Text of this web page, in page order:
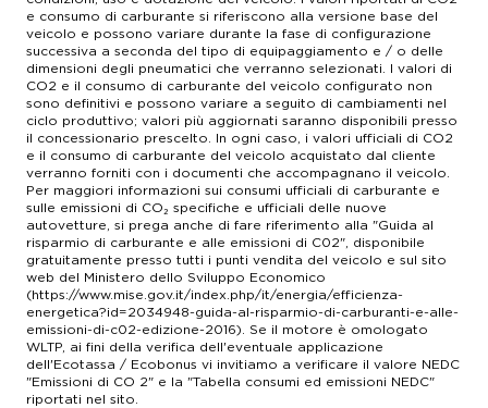
e consumo di carburante si riferiscono alla versione base del
veicolo e possono variare durante la fase di configurazione
successiva a seconda del tipo di equipaggiamento e / o delle
dimensioni degli pneumatici che verranno selezionati. I valori di
CO2 e il consumo di carburante del veicolo configurato non
sono definitivi e possono variare a seguito di cambiamenti nel
ciclo produttivo; valori più aggiornati saranno disponibili presso
il concessionario prescelto. In ogni caso, i valori ufficiali di CO2
e il consumo di carburante del veicolo acquistato dal cliente
verranno forniti con i documenti che accompagnano il veicolo.
Per maggiori informazioni sui consumi ufficiali di carburante e
sulle emissioni di CO₂ specifiche e ufficiali delle nuove
autovetture, si prega anche di fare riferimento alla "Guida al
risparmio di carburante e alle emissioni di C02", disponibile
gratuitamente presso tutti i punti vendita del veicolo e sul sito
web del Ministero dello Sviluppo Economico
(https://www.mise.gov.it/index.php/it/energia/efficienza-
energetica?id=2034948-guida-al-risparmio-di-carburanti-e-alle-
emissioni-di-c02-edizione-2016). Se il motore è omologato
WLTP, ai fini della verifica dell'eventuale applicazione
dell'Ecotassa / Ecobonus vi invitiamo a verificare il valore NEDC
"Emissioni di CO 2" e la "Tabella consumi ed emissioni NEDC"
riportati nel sito.